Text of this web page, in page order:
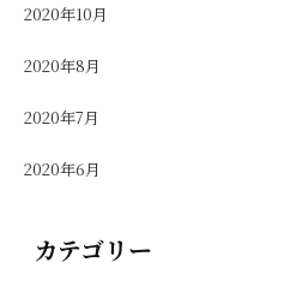
2020年10月
2020年8月
2020年7月
2020年6月
カテゴリー